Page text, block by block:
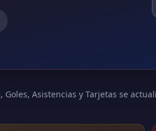
Goles, Asistencias y Tarjetas se